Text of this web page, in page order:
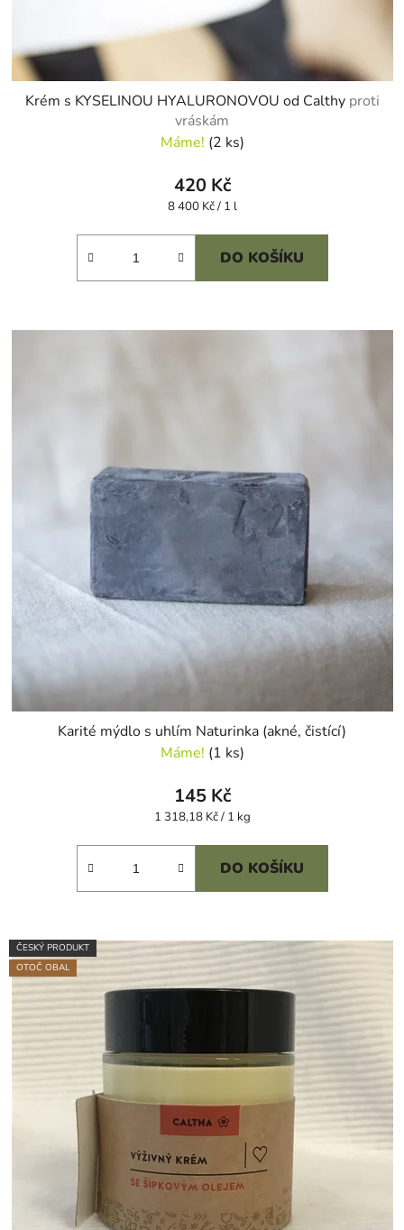
Krém s KYSELINOU HYALURONOVOU od Calthy proti
vráskám
Máme! (2 ks)
420 Kč
Měrná
8 400 Kč / 1 l
DO KOŠÍKU
Karité mýdlo s uhlím Naturinka (akné, čistící)
Máme! (1 ks)
145 Kč
Měrná
1 318,18 Kč / 1 kg
DO KOŠÍKU
ČESKÝ PRODUKT
OTOČ OBAL